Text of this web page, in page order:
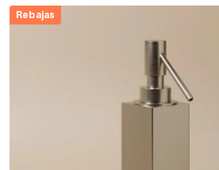
Rebajas